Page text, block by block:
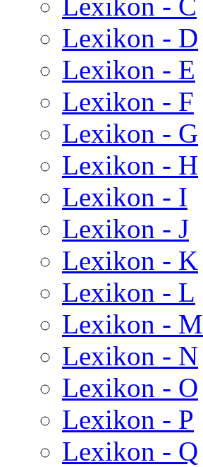
Lexikon - D
Lexikon - E
Lexikon - F
Lexikon - G
Lexikon - H
Lexikon - I
Lexikon - J
Lexikon - K
Lexikon - L
Lexikon - M
Lexikon - N
Lexikon - O
Lexikon - P
Lexikon - Q